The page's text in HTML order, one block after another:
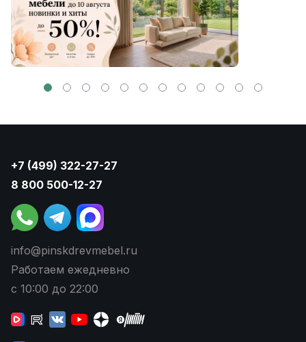
+7 (499) 322-27-27
8 800 500-12-27
info@pinskdrevmebel.ru
Работаем ежедневно
с 10:00 до 22:00